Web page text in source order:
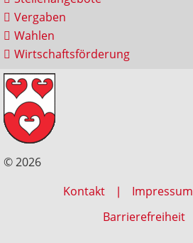
Vergaben
Wahlen
Wirtschaftsförderung
© 2026
Kontakt
Impressum
Barrierefreiheit